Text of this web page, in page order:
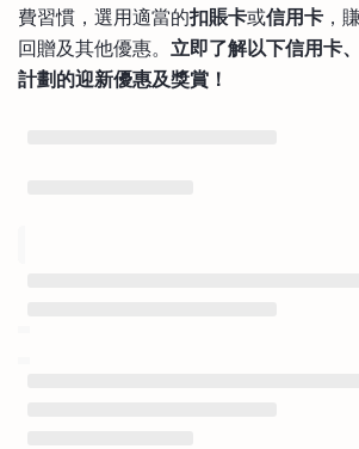
費習慣，選用適當的扣賬卡或信用卡 ，
回贈及其他優惠。 立即了解以下信用卡
計劃的迎新優惠及獎賞！